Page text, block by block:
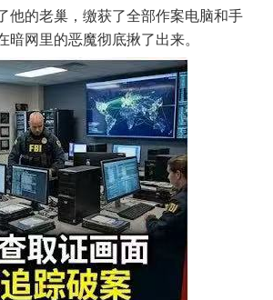
他的老巢，缴获了全部作案电脑和手
暗网里的恶魔彻底揪了出来。